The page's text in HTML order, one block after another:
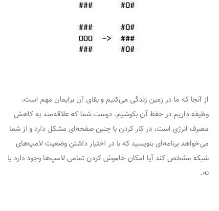
از آنجا که ما در زمین زندگی می‌کنیم و بقای آن برایمان مهم است،
وظیفه داریم در حفظ آن بکوشیم. دوست شما که علاقه‌مند به کاهش
مصرف انرژی است، در کار کردن با چنین صفحه‌ای مشکل دارد و از شما
می‌خواهد برنامه‌ای بنویسید که با در اختیار داشتن وضعیت لامپ‌های
شبکه مشخص کند آیا امکان خاموش کردن تمامی لامپ‌ها وجود دارد یا
نه.